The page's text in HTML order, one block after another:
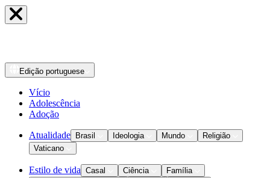
Edição portuguese
Vício
Adolescência
Adoção
Atualidade Brasil Ideologia Mundo
Religião
Vaticano
Estilo de vida Casal Ciência
Família